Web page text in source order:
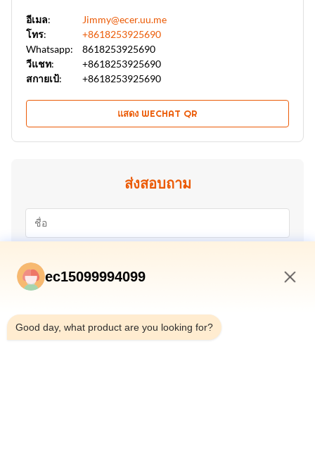
อีเมล:
Jimmy@ecer.uu.me
โทร:
+8618253925690
Whatsapp:
8618253925690
วีแชท:
+8618253925690
สกายเป้:
+8618253925690
แสดง WECHAT QR
ส่งสอบถาม
ec15099994099
Good day, what product are you looking for?